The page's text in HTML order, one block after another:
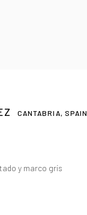
CANTABRIA,
y marco gris